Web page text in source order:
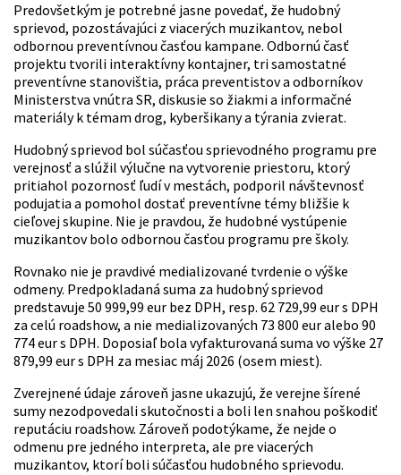
Predovšetkým je potrebné jasne povedať, že hudobný
sprievod, pozostávajúci z viacerých muzikantov, nebol
odbornou preventívnou časťou kampane. Odbornú časť
projektu tvorili interaktívny kontajner, tri samostatné
preventívne stanovištia, práca preventistov a odborníkov
Ministerstva vnútra SR, diskusie so žiakmi a informačné
materiály k témam drog, kyberšikany a týrania zvierat.
Hudobný sprievod bol súčasťou sprievodného programu pre
verejnosť a slúžil výlučne na vytvorenie priestoru, ktorý
pritiahol pozornosť ľudí v mestách, podporil návštevnosť
podujatia a pomohol dostať preventívne témy bližšie k
cieľovej skupine. Nie je pravdou, že hudobné vystúpenie
muzikantov bolo odbornou časťou programu pre školy.
Rovnako nie je pravdivé medializované tvrdenie o výške
odmeny. Predpokladaná suma za hudobný sprievod
predstavuje 50 999,99 eur bez DPH, resp. 62 729,99 eur s DPH
za celú roadshow, a nie medializovaných 73 800 eur alebo 90
774 eur s DPH. Doposiaľ bola vyfakturovaná suma vo výške 27
879,99 eur s DPH za mesiac máj 2026 (osem miest).
Zverejnené údaje zároveň jasne ukazujú, že verejne šírené
sumy nezodpovedali skutočnosti a boli len snahou poškodiť
reputáciu roadshow. Zároveň podotýkame, že nejde o
odmenu pre jedného interpreta, ale pre viacerých
muzikantov, ktorí boli súčasťou hudobného sprievodu.